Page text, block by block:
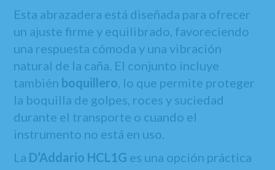
Esta abrazadera está diseñada para ofrecer
un ajuste firme y equilibrado, favoreciendo
una respuesta cómoda y una vibración
natural de la caña. El conjunto incluye
también boquillero, lo que permite proteger
la boquilla de golpes, roces y suciedad
durante el transporte o cuando el
instrumento no está en uso.
La D’Addario HCL1G es una opción práctica